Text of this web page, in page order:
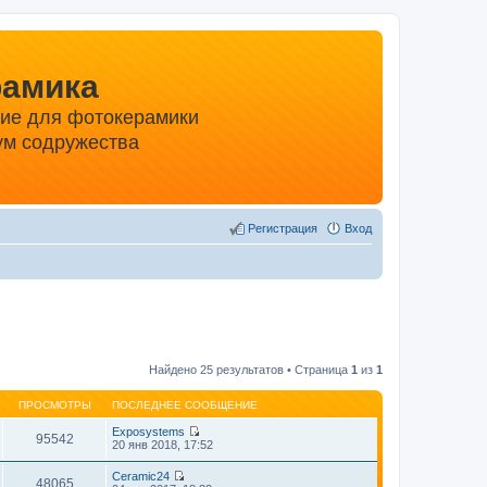
для фотокерамики
содружества
Вход
Регистрация
Найдено 25 результатов • Страница 1 из 1
ПРОСМОТРЫ ПОСЛЕДНЕЕ СООБЩЕНИЕ
95542
Exposystems
П
20 янв 2018, 17:52
48065
Ceramic24